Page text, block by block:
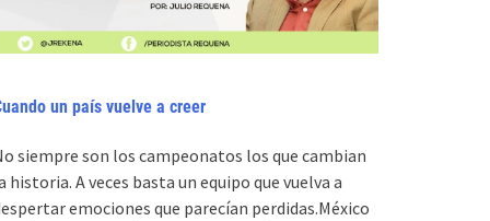
un país vuelve a creer
siempre son los campeonatos los que cambian
historia. A veces basta un equipo que vuelva a
emociones que parecían perdidas.México